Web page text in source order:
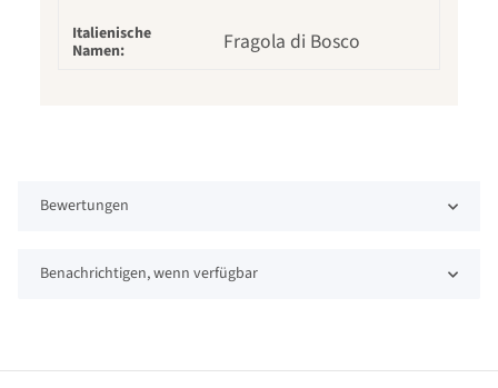
Italienische
Namen:
Fragola di Bosco
Bewertungen
Benachrichtigen, wenn verfügbar